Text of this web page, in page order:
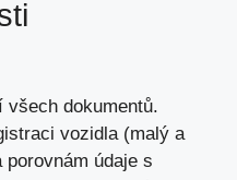
dokumentů.
vozidla (malý a
údaje s